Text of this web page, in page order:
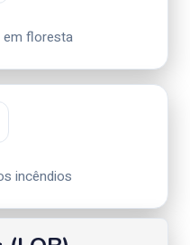
em floresta
incêndios